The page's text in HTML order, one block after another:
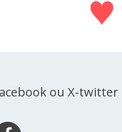
ou X-twitter